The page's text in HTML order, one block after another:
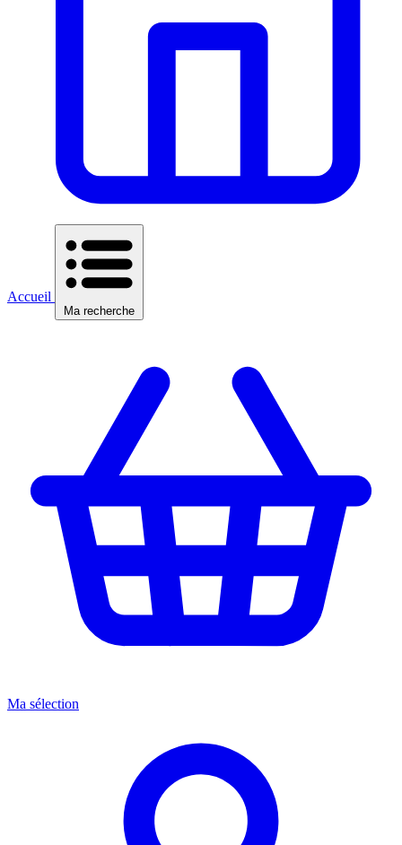
Accueil
Ma recherche
Ma sélection